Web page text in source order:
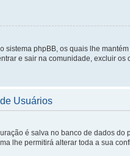
sistema phpBB, os quais lhe
e sair na comunidade, excluir os
Usuários
é salva no banco de dados
lhe permitirá alterar toda a sua